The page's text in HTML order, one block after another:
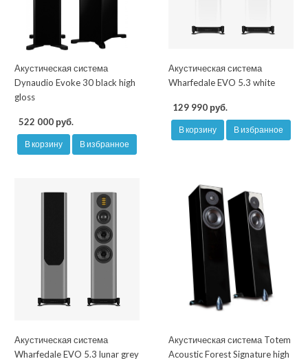
Акустическая система
Dynaudio Evoke 30 black high
gloss
522 000 руб.
В корзину В избранное
Акустическая система
Wharfedale EVO 5.3 white
129 990 руб.
В корзину В избранное
Акустическая система
Wharfedale EVO 5.3 lunar grey
Акустическая система Totem
Acoustic Forest Signature high